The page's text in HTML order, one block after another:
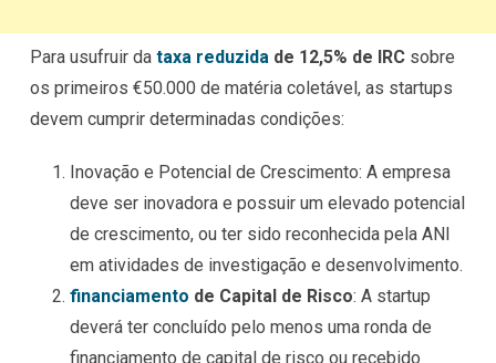
Para usufruir da taxa reduzida de 12,5% de IRC sobre
os primeiros €50.000 de matéria coletável, as startups
devem cumprir determinadas condições:
Inovação e Potencial de Crescimento: A empresa
deve ser inovadora e possuir um elevado potencial
de crescimento, ou ter sido reconhecida pela ANI
em atividades de investigação e desenvolvimento.
financiamento de Capital de Risco: A startup
deverá ter concluído pelo menos uma ronda de
financiamento de capital de risco ou recebido